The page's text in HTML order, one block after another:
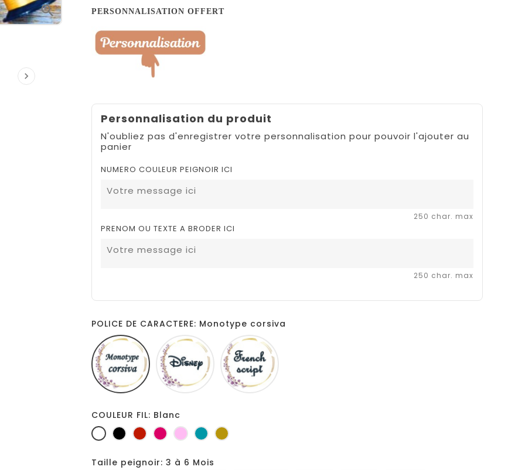


PERSONNALISATION OFFERT
Personnalisation du produit
N'oubliez pas d'enregistrer votre personnalisation pour pouvoir l'ajouter au
panier
NUMERO COULEUR PEIGNOIR ICI
250 char. max
PRENOM OU TEXTE A BRODER ICI
250 char. max
POLICE DE CARACTERE: Monotype corsiva
Monotype
corsiva
Disney
COULEUR FIL: Blanc
BlancNoir RougeFuchsia
RoseTurquoise
Or
Taille peignoir: 3 à 6 Mois